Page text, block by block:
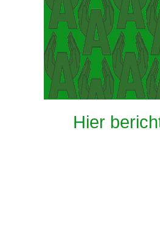
Hier